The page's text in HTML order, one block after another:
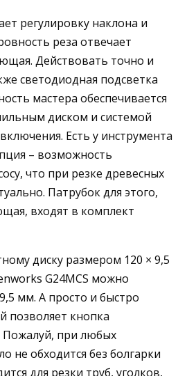
регулировку наклона и
реза отвечает
Действовать точно и
светодиодная подсветка
мастера обеспечивается
диском и системой
Есть у инструмента
– возможность
что при резке древесных
Патрубок для этого,
входят в комплект
диску размером 120 × 9,5
G24MCS можно
мм. А просто и быстро
позволяет кнопка
при любых
не обходится без болгарки
для резки труб, уголков,